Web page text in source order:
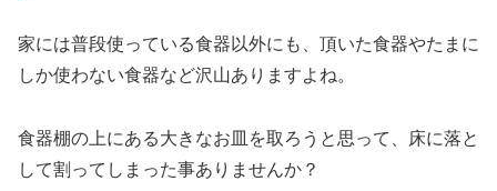
家には普段使っている食器以外にも、頂いた食器やたまに
しか使わない食器など沢山ありますよね。
食器棚の上にある大きなお皿を取ろうと思って、床に落と
して割ってしまった事ありませんか？